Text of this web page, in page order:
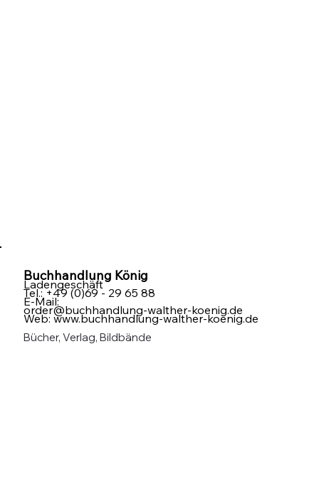
Buchhandlung König
Ladengeschäft
Tel.: +49 (0)69 - 29 65 88
E-Mail:
order@buchhandlung-walther-koenig.de
Web: www.buchhandlung-walther-koenig.de
Bücher, Verlag, Bildbände